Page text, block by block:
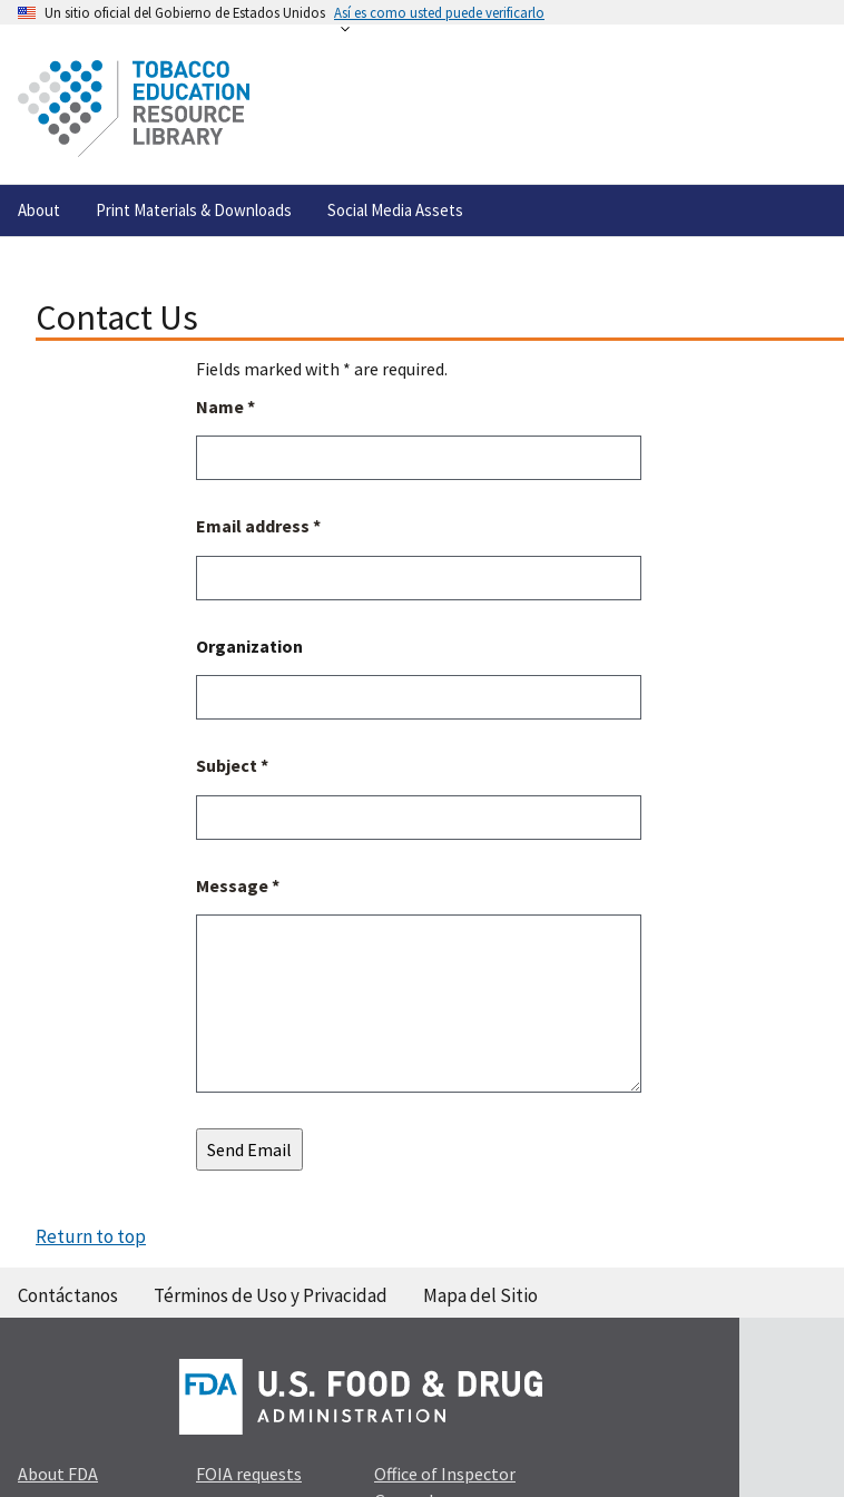
Un sitio oficial del Gobierno de Estados Unidos Así es como usted puede verificarlo
About Print Materials & Downloads Social Media Assets
Contact Us
Fields marked with * are required.
Name *
Email address *
Organization
Subject *
Message *
Return to top
Contáctanos Términos de Uso y Privacidad Mapa del Sitio
About FDA FOIA requests
Office of Inspector